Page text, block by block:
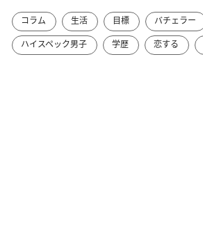
コラム 生活 目標 バチェラー
ハイスペック男子
学歴 恋する